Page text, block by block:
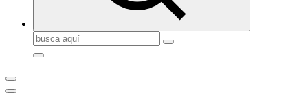
Buscar: